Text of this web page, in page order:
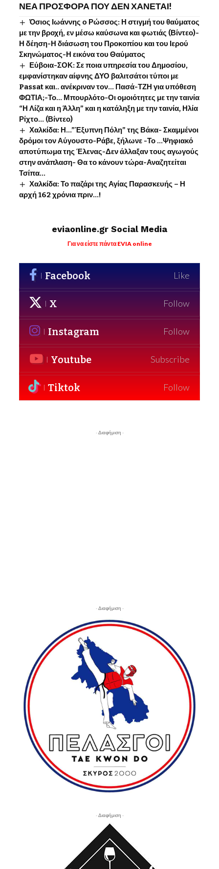
ΝΕΑ ΠΡΟΣΦΟΡΑ ΠΟΥ ΔΕΝ ΧΑΝΕΤΑΙ!
Όσιος Ιωάννης o Ρώσσος: Η στιγμή του θαύματος
με την βροχή, εν μέσω καύσωνα και φωτιάς (Βίντεο)-
Η δέηση-Η διάσωση του Προκοπίου και του Ιερού
Σκηνώματος-Η εικόνα του Θαύματος
Εύβοια-ΣΟΚ: Σε ποια υπηρεσία του Δημοσίου,
εμφανίστηκαν αίφνης ΔΥΟ βαλιτσάτοι τύποι με
Passat και.. ανέκριναν τον… Πασά-ΤΖΗ για υπόθεση
ΦΩΤΙΑ;-Το… Μπουρλότο-Οι ομοιότητες με την ταινία
“Η Λίζα και η Άλλη” και η κατάληξη με την ταινία, Ηλία
Ρίχτο… (Βίντεο)
Χαλκίδα: Η…”Έξυπνη Πόλη” της Βάκα- Σκαμμένοι
δρόμοι τον Αύγουστο-Ράβε, ξήλωνε -Το …Ψηφιακό
αποτύπωμα της Έλενας-Δεν άλλαξαν τους αγωγούς
στην ανάπλαση- Θα το κάνουν τώρα-Αναζητείται
Τσίπα…
Χαλκίδα: Το παζάρι της Αγίας Παρασκευής – Η
αρχή 162 χρόνια πριν…!
eviaonline.gr Social Media
Για να είστε πάντα EVIA online
Facebook Like
X Follow
Instagram Follow
Youtube Subscribe
Tiktok Follow
- Διαφήμιση -
- Διαφήμιση -
- Διαφήμιση -